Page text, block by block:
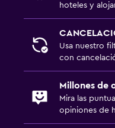
hoteles y
Usa nuestro
con
Millones de
Mira las
opiniones de